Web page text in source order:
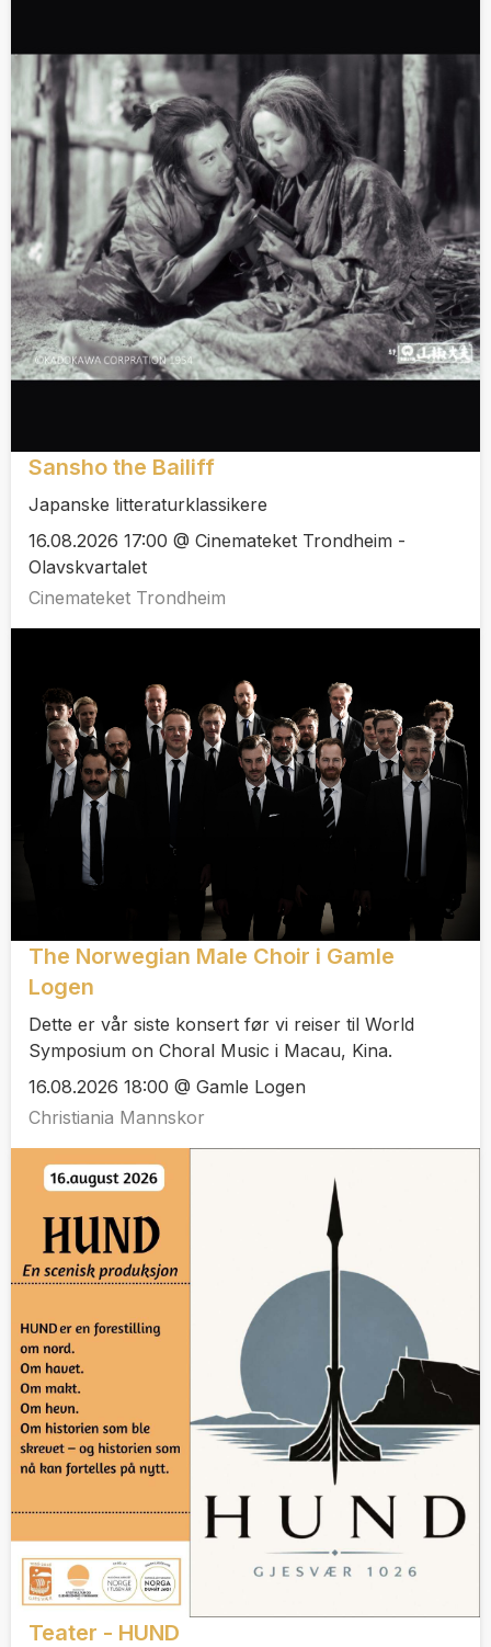
Sansho the Bailiff
Japanske litteraturklassikere
16.08.2026 17:00 @ Cinemateket Trondheim -
Olavskvartalet
Cinemateket Trondheim
The Norwegian Male Choir i Gamle
Logen
Dette er vår siste konsert før vi reiser til World
Symposium on Choral Music i Macau, Kina.
16.08.2026 18:00 @ Gamle Logen
Christiania Mannskor
Teater - HUND